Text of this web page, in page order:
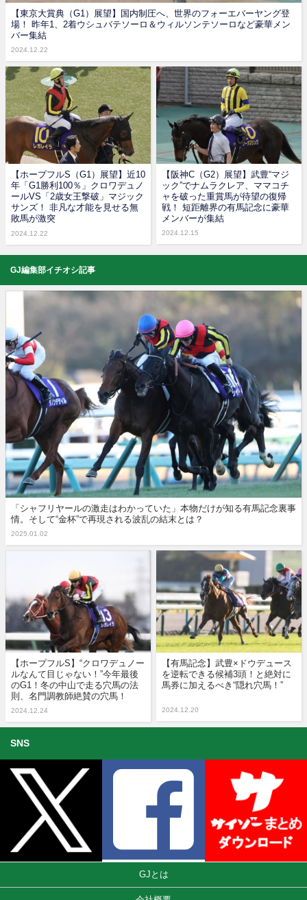
【東京大賞典（G1）展望】国内制圧へ、世界のフォーエバーヤング登
場！ 昨年1、2着ウシュバテソーロ＆ウィルソンテソーロなど豪華メン
バー集結
2024.12.22
【ホープフルS（G1）展望】近10
年「G1勝利100％」クロワデュノ
ールVS「2歳女王撃破」マジック
サンズ！ 非凡な才能を見せる無
敗馬が激突
2024.12.22
【阪神C（G2）展望】武豊“マジ
ック”でナムラクレア、ママコチ
ャを破った重賞馬が待望の復帰
戦！ 短距離界の有馬記念に豪華
メンバーが集結
2024.12.15
GJ編集部イチオシ記事
「シャフリヤールの激走はわかっていた」本物だけが知る有馬記念裏事
情。そして“金杯”で再現される波乱の結末とは？
2025.01.02
【ホープフルS】“クロワデュノー
ルなんて目じゃない！”今年最後
のG1！冬の中山で走る穴馬の法
則、名門調教師絶賛の穴馬！
2024.12.24
【有馬記念】武豊×ドウデュース
を逆転できる候補3頭！と絶対に
馬券に加えるべき“隠れ穴馬！”
2024.12.20
SNS
GJとは